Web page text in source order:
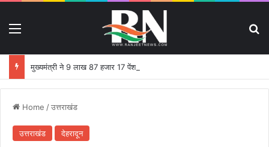
Home /उत्तराखंड
उत्तराखंड देहरादून